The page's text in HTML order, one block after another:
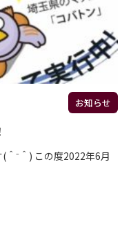
お知らせ
＾⁻＾) この度2022年6月